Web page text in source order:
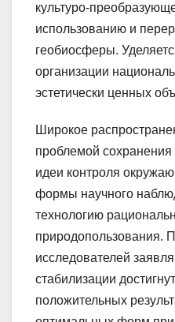
культуро-
использованию и
геобиосферы.
организации
эстетически ценных
Широкое
проблемой
идеи контроля
формы научного
технологию
природопользования.
исследователей
стабилизации
положительных